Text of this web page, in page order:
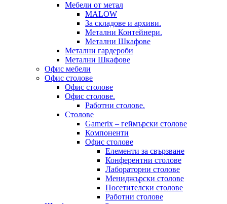
Мебели от метал
MALOW
За складове и архиви.
Метални Контейнери.
Метални Шкафове
Метални гардероби
Метални Шкафове
Офис мебели
Офис столове
Офис столове
Офис столове.
Работни столове.
Столове
Gamerix – геймърски столове
Компоненти
Офис столове
Елементи за свързване
Конферентни столове
Лабораторни столове
Мениджърски столове
Посетителски столове
Работни столове